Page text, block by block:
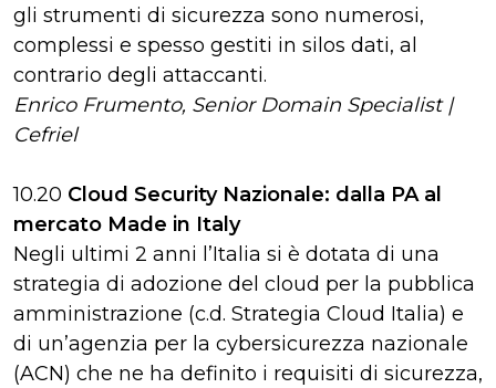
gli strumenti di sicurezza sono numerosi,
complessi e spesso gestiti in silos dati, al
contrario degli attaccanti.
Enrico Frumento, Senior Domain Specialist |
Cefriel
10.20 Cloud Security Nazionale: dalla PA al
mercato Made in Italy
Negli ultimi 2 anni l’Italia si è dotata di una
strategia di adozione del cloud per la pubblica
amministrazione (c.d. Strategia Cloud Italia) e
di un’agenzia per la cybersicurezza nazionale
(ACN) che ne ha definito i requisiti di sicurezza,